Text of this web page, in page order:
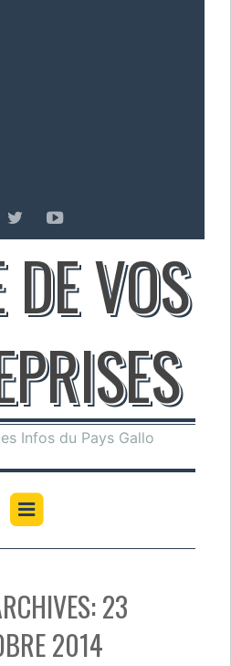
VOS
Infos du Pays Gallo
23
2014